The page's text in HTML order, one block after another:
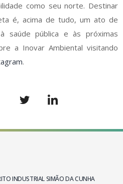
como seu norte. Destinar
é, acima de tudo, um ato de
saúde pública e às próximas
a Inovar Ambiental visitando
.
INDUSTRIAL SIMÃO DA CUNHA